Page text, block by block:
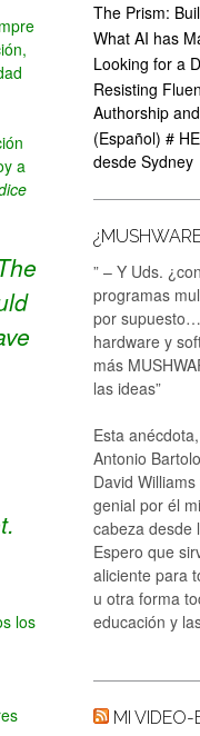
a
los
The Prism:
What AI has
Looking for a
Resisting
Authorship
(Español) #
desde Sydney
” – Y Uds.
programas
por
hardware y
más
las ideas”
Esta
Antonio
David
genial por él
cabeza
Espero que
aliciente para
u otra forma
educación y
MI VIDEO-